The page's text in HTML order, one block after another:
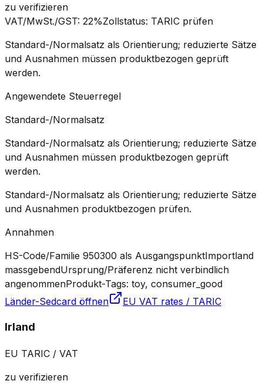
zu verifizieren
VAT/MwSt./GST: 22%Zollstatus: TARIC prüfen
Standard-/Normalsatz als Orientierung; reduzierte Sätze
und Ausnahmen müssen produktbezogen geprüft
werden.
Angewendete Steuerregel
Standard-/Normalsatz
Standard-/Normalsatz als Orientierung; reduzierte Sätze
und Ausnahmen müssen produktbezogen geprüft
werden.
Standard-/Normalsatz als Orientierung; reduzierte Sätze
und Ausnahmen produktbezogen prüfen.
Annahmen
HS-Code/Familie 950300 als AusgangspunktImportland
massgebendUrsprung/Präferenz nicht verbindlich
angenommenProdukt-Tags: toy, consumer_good
Länder-Sedcard öffnen
EU VAT rates / TARIC
Irland
EU TARIC / VAT
zu verifizieren